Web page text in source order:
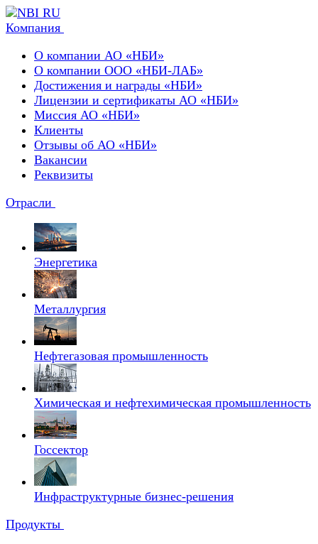
Компания
О компании АО «НБИ»
О компании ООО «НБИ-ЛАБ»
Достижения и награды «НБИ»
Лицензии и сертификаты АО «НБИ»
Миссия АО «НБИ»
Клиенты
Отзывы об АО «НБИ»
Вакансии
Реквизиты
Отрасли
Энергетика
Металлургия
Нефтегазовая промышленность
Химическая и нефтехимическая промышленность
Госсектор
Инфраструктурные бизнес-решения
Продукты